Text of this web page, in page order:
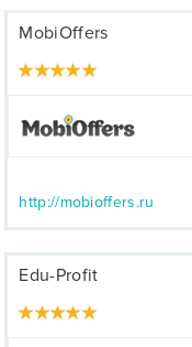
MobiOffers
http://mobioffers.ru
Edu-Profit